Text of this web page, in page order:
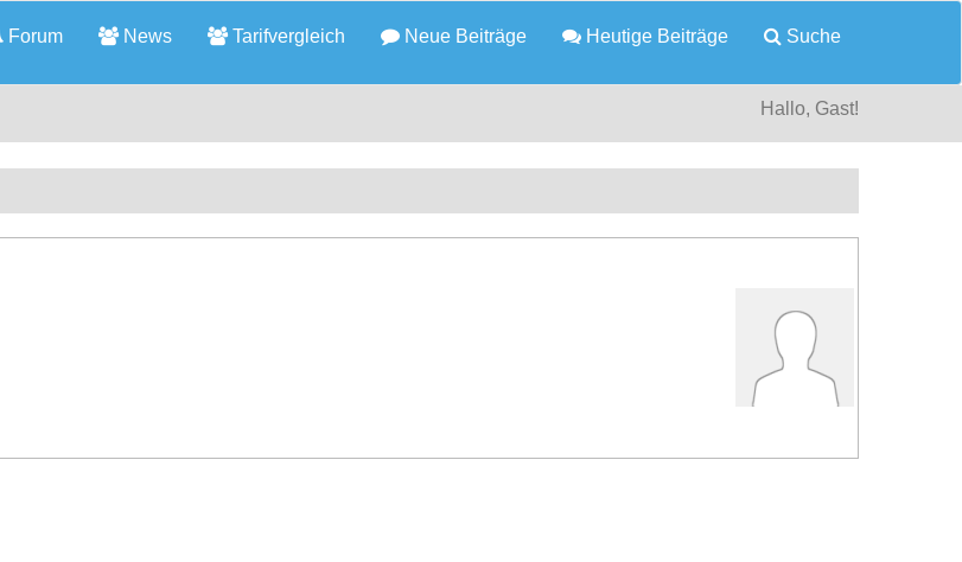
Forum News Tarifvergleich Neue Beiträge Heutige Beiträge Suche
Hallo, Gast!